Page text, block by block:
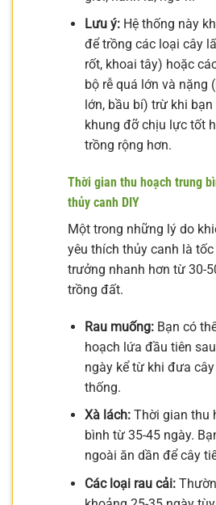
Lưu ý:Hệ thống này
để trồng các loại cây
rốt, khoai tây) hoặc
bộ rễ quá lớn và nặng
lớn, bầu bí) trừ khi
khung đỡ chịu lực tốt
trồng rộng hơn.
Thời gian thu hoạch trung
thủy canh DIY
Một trong những lý do
yêu thích thủy canh là
trưởng nhanh hơn từ 30-
trồng đất.
Rau muống:Bạn có
hoạch lứa đầu tiên
ngày kể từ khi đưa
thống.
Xà lách:Thời gian thu
bình từ 35-45 ngày.
ngoài ăn dần để cây
Các loại rau cải: